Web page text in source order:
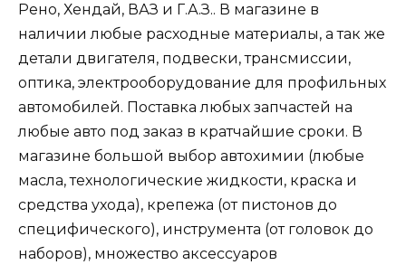
Рено, Хендай, ВАЗ и Г.А.З.. В магазине в
наличии любые расходные материалы, а так же
детали двигателя, подвески, трансмиссии,
оптика, электрооборудование для профильных
автомобилей. Поставка любых запчастей на
любые авто под заказ в кратчайшие сроки. В
магазине большой выбор автохимии (любые
масла, технологические жидкости, краска и
средства ухода), крепежа (от пистонов до
специфического), инструмента (от головок до
наборов), множество аксессуаров